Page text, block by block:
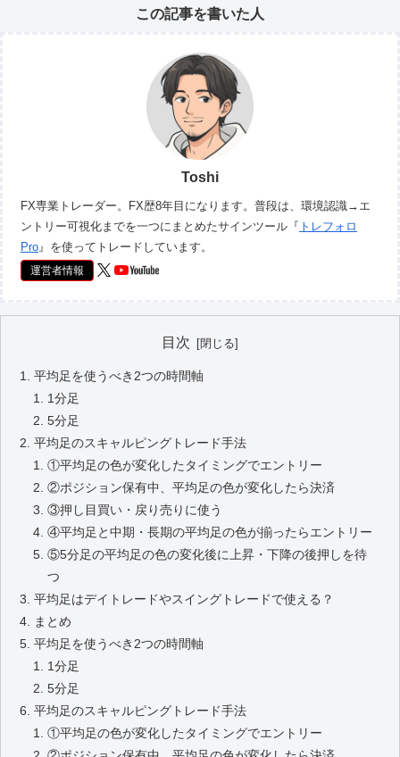
この記事を書いた人
Toshi
FX専業トレーダー。FX歴8年目になります。普段は、環境認識→エ
ントリー可視化までを一つにまとめたサインツール『 トレフォロ
Pro 』を使ってトレードしています。
運営者情報
目次
平均足を使うべき2つの時間軸
1分足
5分足
平均足のスキャルピングトレード手法
①平均足の色が変化したタイミングでエントリー
②ポジション保有中、平均足の色が変化したら決済
③押し目買い・戻り売りに使う
④平均足と中期・長期の平均足の色が揃ったらエントリー
⑤5分足の平均足の色の変化後に上昇・下降の後押しを待
つ
平均足はデイトレードやスイングトレードで使える？
まとめ
平均足を使うべき2つの時間軸
1分足
5分足
平均足のスキャルピングトレード手法
①平均足の色が変化したタイミングでエントリー